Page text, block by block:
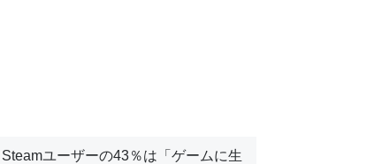
Steamユーザーの43％は「ゲームに生